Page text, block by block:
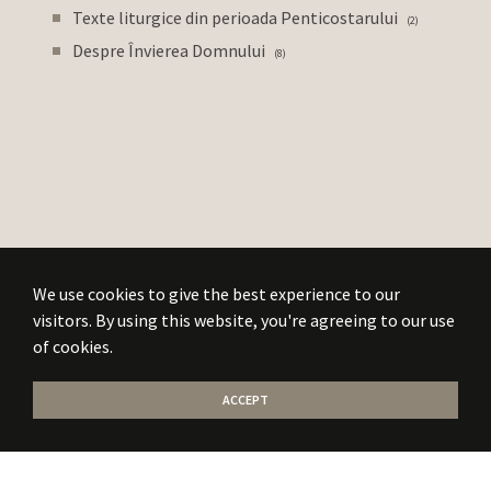
Texte liturgice din perioada Penticostarului 2
Despre Învierea Domnului 8
We use cookies to give the best experience to our
visitors. By using this website, you're agreeing to our use
of cookies.
ACCEPT